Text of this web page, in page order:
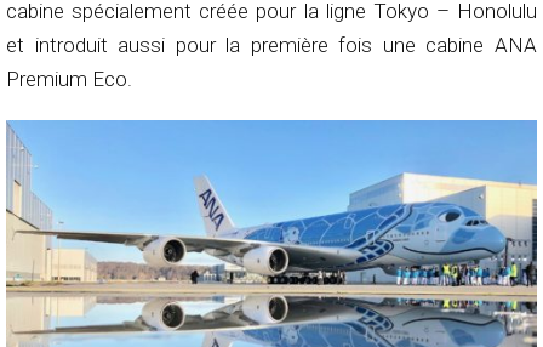
cabine spécialement créée pour la ligne Tokyo – Honolulu
et introduit aussi pour la première fois une cabine ANA
Premium Eco.